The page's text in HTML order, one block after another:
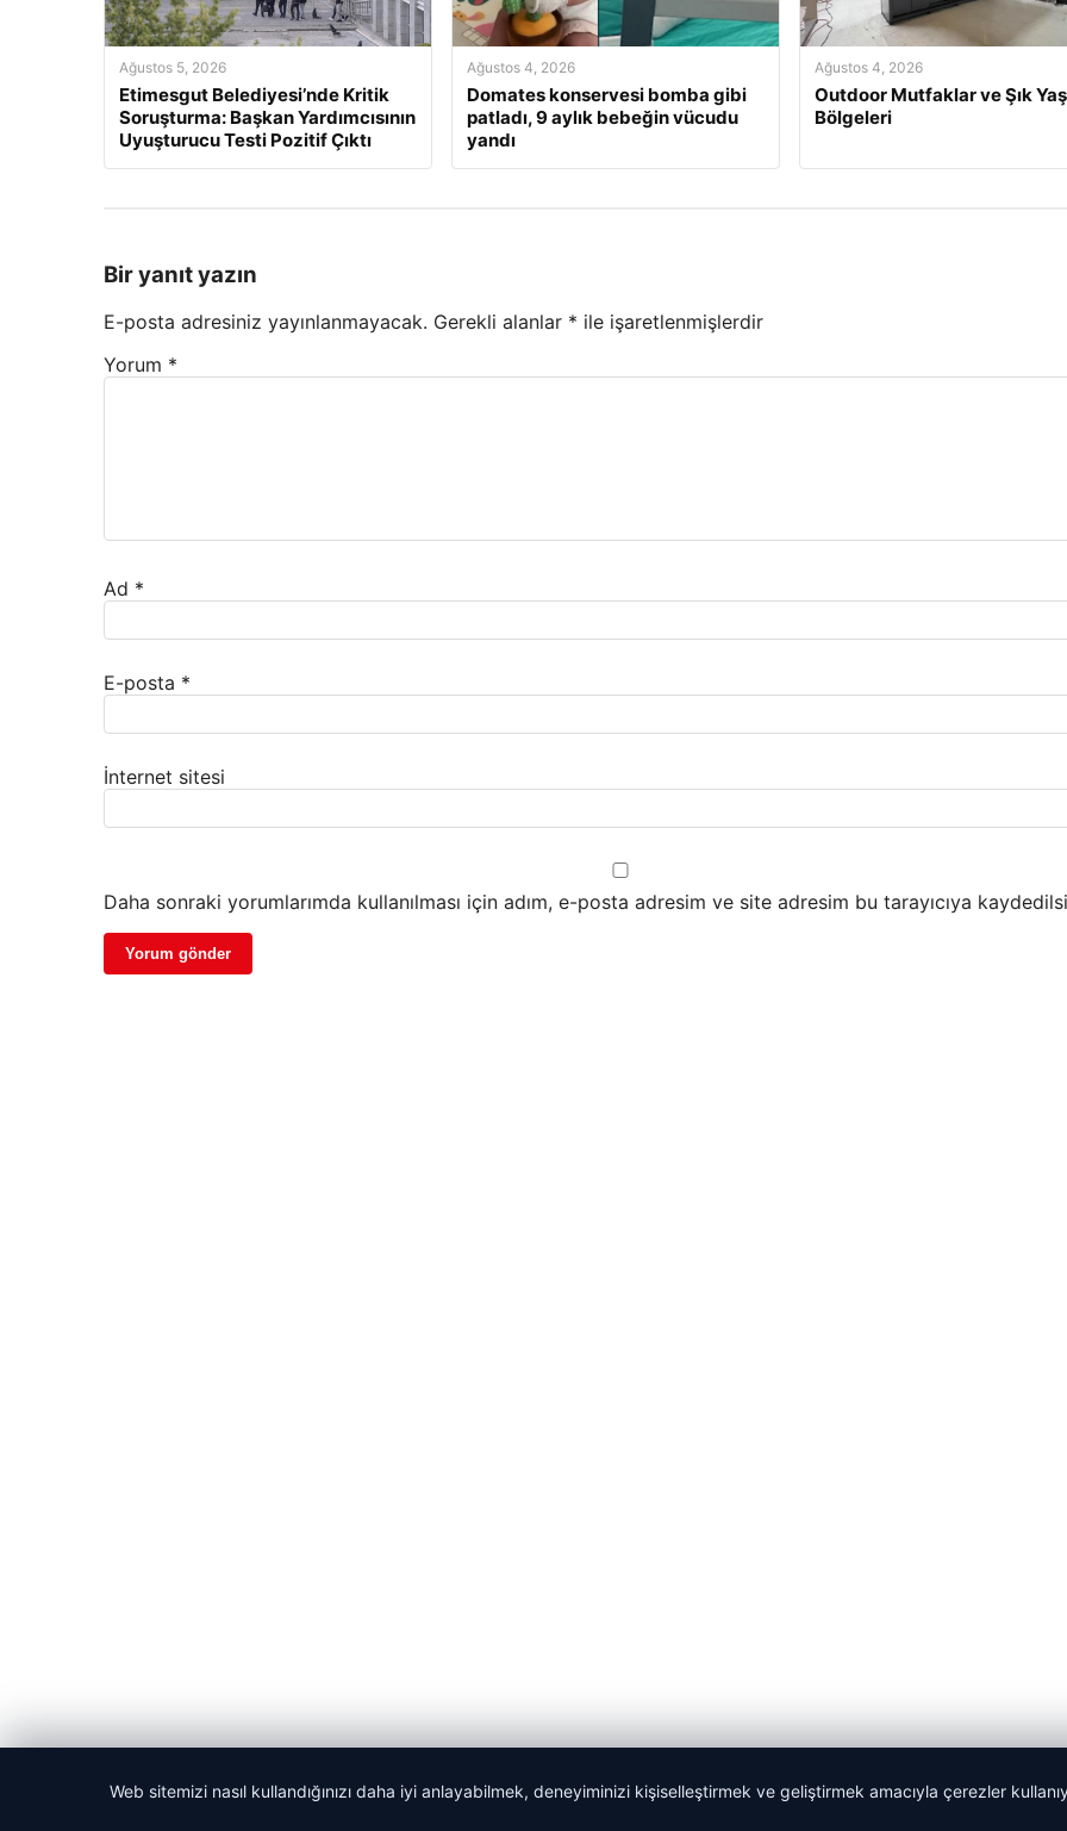
Ağustos 5, 2026
Etimesgut Belediyesi’nde Kritik
Soruşturma: Başkan Yardımcısının
Uyuşturucu Testi Pozitif Çıktı
Ağustos 4, 2026
Domates konservesi bomba gibi
patladı, 9 aylık bebeğin vücudu
yandı
Ağustos 4, 2026
Outdoor Mutfaklar ve Şık
Bölgeleri
Bir yanıt yazın
E-posta adresiniz yayınlanmayacak. Gerekli alanlar * ile işaretlenmişlerdir
Yorum *
Ad *
E-posta *
İnternet sitesi
Daha sonraki yorumlarımda kullanılması için adım, e-posta adresim ve site adresim bu tarayıcıya
Web sitemizi nasıl kullandığınızı daha iyi anlayabilmek, deneyiminizi kişiselleştirmek ve geliştirmek amacıyla çerezler